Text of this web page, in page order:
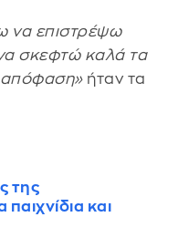
να επιστρέψω
σκεφτώ καλά τα
απόφαση» ήταν τα
της
και